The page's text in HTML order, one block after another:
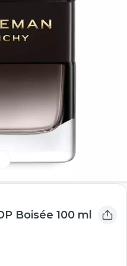
Boisée 100 ml